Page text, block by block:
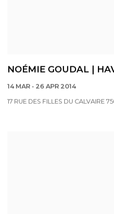
NOÉMIE GOUDAL |
14 MAR - 26 APR 2014
17 RUE DES FILLES DU CALVAIRE